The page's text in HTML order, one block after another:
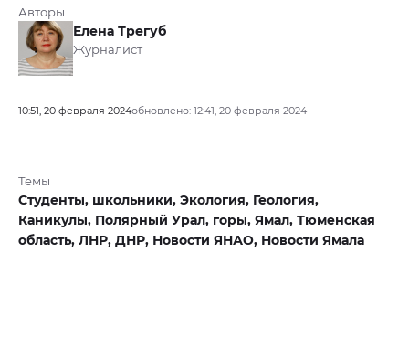
Авторы
Елена Трегуб
Журналист
10:51, 20 февраля 2024обновлено: 12:41, 20 февраля 2024
Темы
Студенты, школьники, Экология, Геология,
Каникулы, Полярный Урал, горы, Ямал, Тюменская
область, ЛНР, ДНР, Новости ЯНАО, Новости Ямала